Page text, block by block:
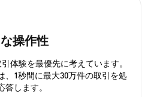
操作性
体験を最優先に考えています。
、1秒間に最大30万件の取引を処
します。